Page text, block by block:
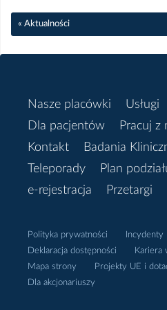
Luty
Listopad
Wrzesień
Czerwiec
« Aktualności
Nasze placówki
Usługi
Dla pacjentów
Pracuj z
Kontakt
Badania
Teleporady
Plan
e-rejestracja
Przetargi
Polityka prywatności
Incydenty
Deklaracja dostępności
Kariera
Mapa strony
Projekty UE i
Dla akcjonariuszy